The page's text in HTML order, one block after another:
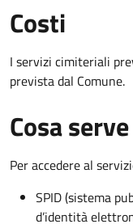
Costi
I servizi cimiteriali
prevista dal Comune.
Cosa serve
Per accedere al
SPID (sistema
d’identità